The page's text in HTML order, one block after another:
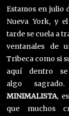
Estamos en julio
Nueva York, y
tarde se cuela a
ventanales de
Tribeca como si
aquí dentro se
algo
MINIMALISTA,
que muchos